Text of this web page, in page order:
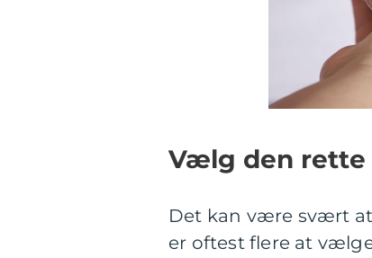
Vælg den rette
Det kan være svært
er oftest flere at